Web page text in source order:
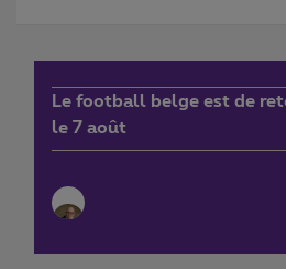
Le football belge est de
le 7 août